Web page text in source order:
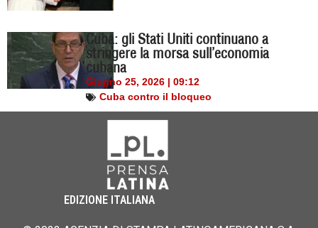
Cuba: gli Stati Uniti continuano a
stringere la morsa sull’economia
cubana
Giugno 25, 2026 | 09:12
Cuba contro il bloqueo
EDIZIONE ITALIANA